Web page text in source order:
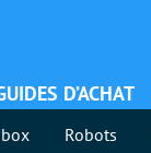
D’ACHAT
Robots